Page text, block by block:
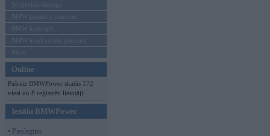
Sērijveida tūnings
BMW pasaules jaunumi
BMW koncepti
BMW konkurentu jaunumi
Moto
Online
Pašreiz BMWPower skatās 172
viesi un 8 reģistrēti lietotāji.
Ienākt BMWPower
• Pieslēgties